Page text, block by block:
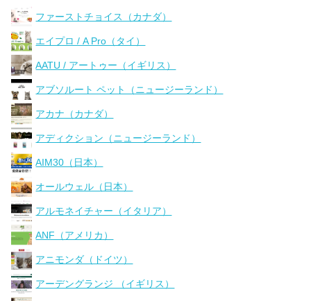
ファーストチョイス（カナダ）
エイプロ / A Pro（タイ）
AATU / アートゥー（イギリス）
アブソルート ペット（ニュージーランド）
アカナ（カナダ）
アディクション（ニュージーランド）
AIM30（日本）
オールウェル（日本）
アルモネイチャー（イタリア）
ANF（アメリカ）
アニモンダ（ドイツ）
アーデングランジ （イギリス）